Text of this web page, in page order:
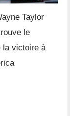
Taylor
le
la victoire à